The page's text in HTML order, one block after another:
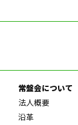
常盤会について
法人概要
沿革